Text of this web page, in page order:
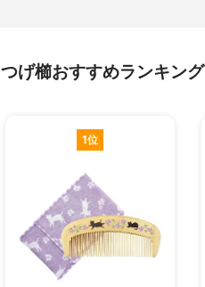
つげ櫛おすすめランキング
1位